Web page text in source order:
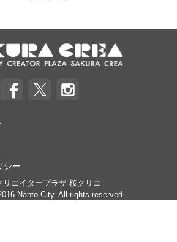
シー
リエイタープラザ 桜クリエ
Nanto City. All rights reserved.